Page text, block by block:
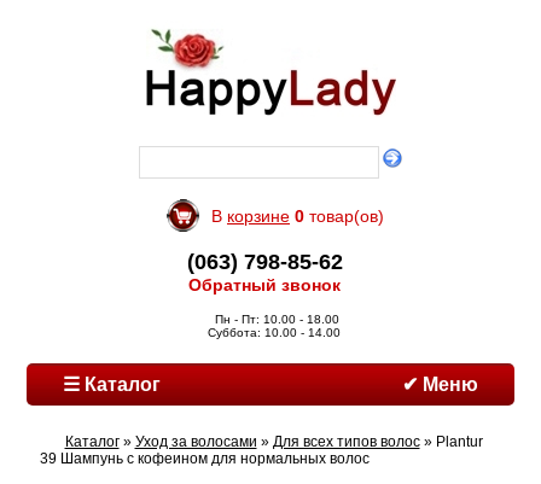
В корзине 0 товар(ов)
(063) 798-85-62
Обратный звонок
Пн - Пт: 10.00 - 18.00
Суббота: 10.00 - 14.00
☰ Каталог ✔ Меню
Каталог» Уход за волосами » Для всех типов волос» Plantur
39 Шампунь с кофеином для нормальных волос